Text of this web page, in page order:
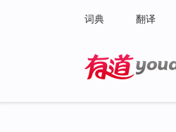
词典 翻译